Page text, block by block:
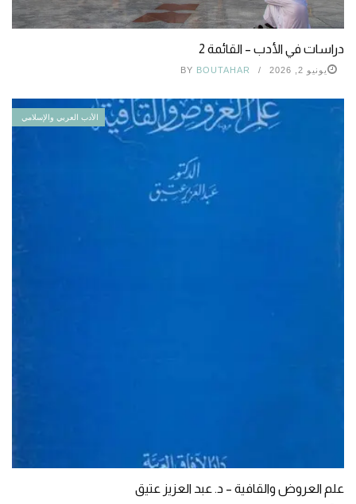
دراسات في الأدب – القائمة 2
يونيو 2, 2026 BY BOUTAHAR
الأدب العربي والإسلامي
علم العروض والقافية – د. عبد العزيز عتيق